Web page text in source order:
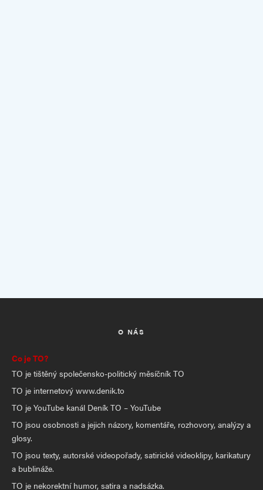
O NÁS
Co je TO?
TO je tištěný společensko-politický měsíčník TO
TO je internetový www.denik.to
TO je YouTube kanál Deník TO – YouTube
TO jsou osobnosti a jejich názory, komentáře, rozhovory, analýzy a
glosy.
TO jsou texty, autorské videopořady, satirické videoklipy, karikatury
a bublináže.
TO je nekorektní humor, satira a nadsázka.